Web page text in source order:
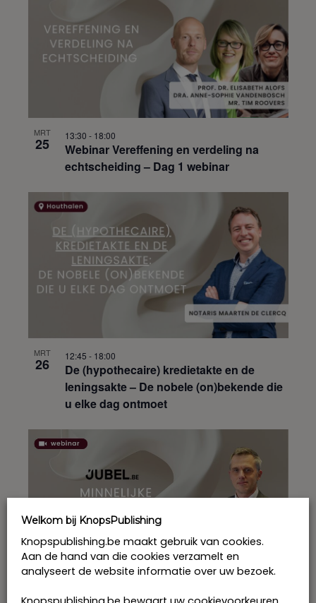
MRT
25
Webinar Vereffening en verdeling na
echtscheiding – Dag 1 webinar
13:30 - 18:00
MRT
26
De (hypothecaire) kredietakte en de
leningsakte – De nobele (on)bekende die
u elke dag ontmoet
12:45 - 18:00
Welkom bij KnopsPublishing
Knopspublishing.be maakt gebruik van cookies.
Aan de hand van die cookies verzamelt en
analyseert de website informatie over uw bezoek.